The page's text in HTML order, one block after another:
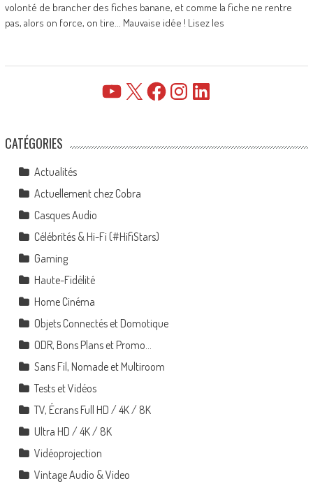
volonté de brancher des fiches banane, et comme la fiche ne rentre
pas, alors on force, on tire... Mauvaise idée ! Lisez les
YouTube FacebookInstagramLinkedIn
CATÉGORIES
Actualités
Actuellement chez Cobra
Casques Audio
Célébrités & Hi-Fi (#HifiStars)
Gaming
Haute-Fidélité
Home Cinéma
Objets Connectés et Domotique
ODR, Bons Plans et Promo…
Sans Fil, Nomade et Multiroom
Tests et Vidéos
TV, Écrans Full HD / 4K / 8K
Ultra HD / 4K / 8K
Vidéoprojection
Vintage Audio & Video